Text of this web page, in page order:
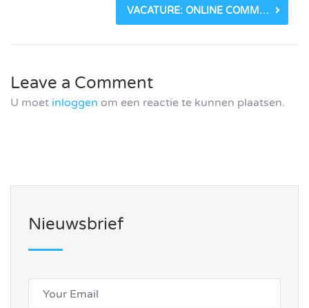
VACATURE: ONLINE COMMUNICATIESPECIALIST BIJ WERKZAAK RIVIERENLAND_5FE195B89F100.JPEG
Leave a Comment
U moet inloggen om een reactie te kunnen plaatsen.
Nieuwsbrief